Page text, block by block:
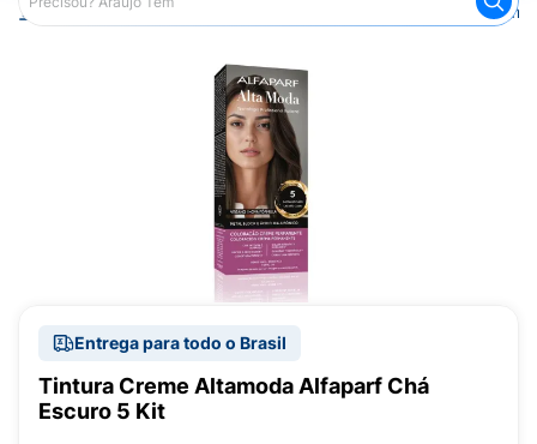
Araujo Cabelo Coloração
Entrega para todo o Brasil
Tintura Creme Altamoda Alfaparf Chá
Escuro 5 Kit